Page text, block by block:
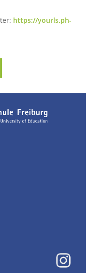
https://yourls.ph-